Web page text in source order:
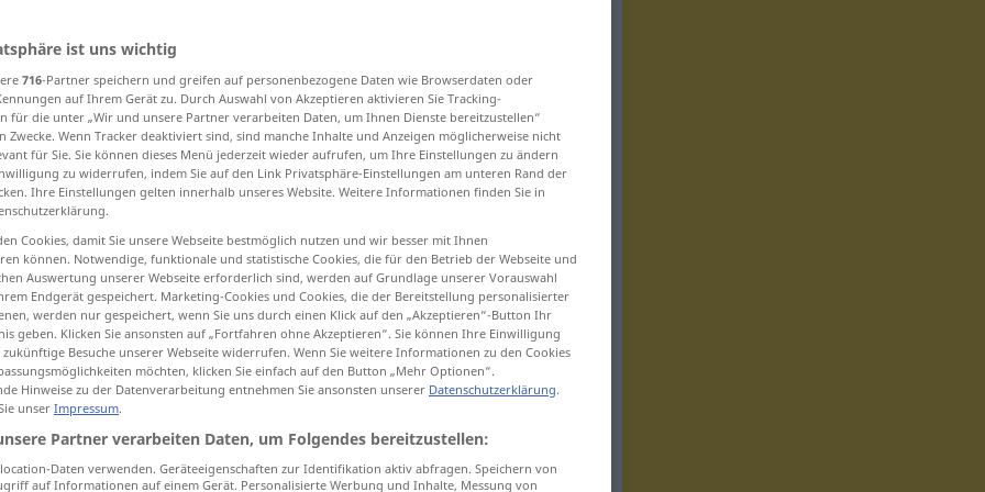
off mark off, bleed, stain come off
abfärbenFarbe abgeben
your
die TünchederWandfärbt auf die
Kleidung ab
on to (od derPulloverhat auf dasHemd
ist uns wichtig
716-Partner speichern und greifen auf personenbezogene Daten wie Browserdaten oder
auf Ihrem Gerät zu. Durch Auswahl von Akzeptieren aktivieren Sie Tracking-
für die unter „Wir und unsere Partner verarbeiten Daten, um Ihnen Dienste bereitzustellen“
Zwecke. Wenn Tracker deaktiviert sind, sind manche Inhalte und Anzeigen möglicherweise nicht
für Sie. Sie können dieses Menü jederzeit wieder aufrufen, um Ihre Einstellungen zu ändern
zu widerrufen, indem Sie auf den Link Privatsphäre-Einstellungen am unteren Rand der
Ihre Einstellungen gelten innerhalb unseres Website. Weitere Informationen finden Sie in
Cookies, damit Sie unsere Webseite bestmöglich nutzen und wir besser mit Ihnen
können. Notwendige, funktionale und statistische Cookies, die für den Betrieb der Webseite und
Auswertung unserer Webseite erforderlich sind, werden auf Grundlage unserer Vorauswahl
Endgerät gespeichert. Marketing-Cookies und Cookies, die der Bereitstellung personalisierter
werden nur gespeichert, wenn Sie uns durch einen Klick auf den „Akzeptieren“-Button Ihr
geben. Klicken Sie ansonsten auf „Fortfahren ohne Akzeptieren“. Sie können Ihre Einwilligung
Besuche unserer Webseite widerrufen. Wenn Sie weitere Informationen zu den Cookies
möchten, klicken Sie einfach auf den Button „Mehr Optionen“.
Hinweise zu der Datenverarbeitung entnehmen Sie ansonsten unserer Datenschutzerklärung.
unser Impressum.
Partner verarbeiten Daten, um Folgendes bereitzustellen:
Daten verwenden. Geräteeigenschaften zur Identifikation aktiv abfragen. Speichern von
auf Informationen auf einem Gerät. Personalisierte Werbung und Inhalte, Messung von